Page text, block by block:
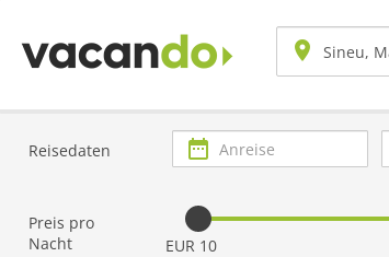
Reisedaten Anreise
Preis pro
Nacht
EUR 10